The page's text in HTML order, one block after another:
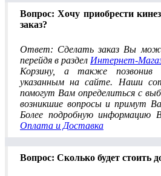
Вопрос: Хочу приобрести
заказ?
Ответ: Сделать заказ Вы
перейдя в раздел Интернет-
Корзину, а также позвонив
указанным на сайте. Наши
помогут Вам определиться с
возникшие вопросы и примут
Более подробную информацию
Оплата и Доставка
Вопрос: Сколько будет стоить